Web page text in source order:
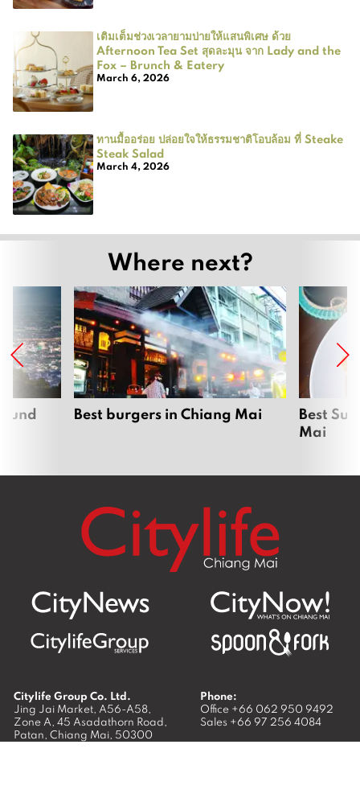
เติมเต็มช่วงเวลายามบ่ายให้แสนพิเศษ ด้วย
Afternoon Tea Set สุดละมุน จาก Lady and the
Fox – Brunch & Eatery
March 6, 2026
ทานมื้ออร่อย ปล่อยใจให้ธรรมชาติโอบล้อม ที่ Steake
Steak Salad
March 4, 2026
Where next?
Best burgers in Chiang Mai
Best
Mai
Citylife Group Co. Ltd.
Jing Jai Market, A56-A58,
Zone A, 45 Asadathorn Road,
Patan, Chiang Mai, 50300
Phone:
Office +66 062 950 9492
Sales +66 97 256 4084